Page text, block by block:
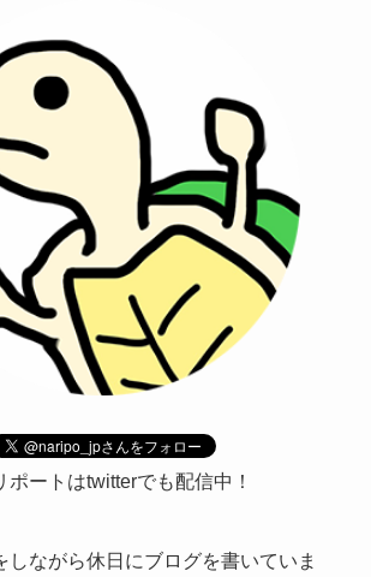
ポートはtwitterでも配信中！
しながら休日にブログを書いていま